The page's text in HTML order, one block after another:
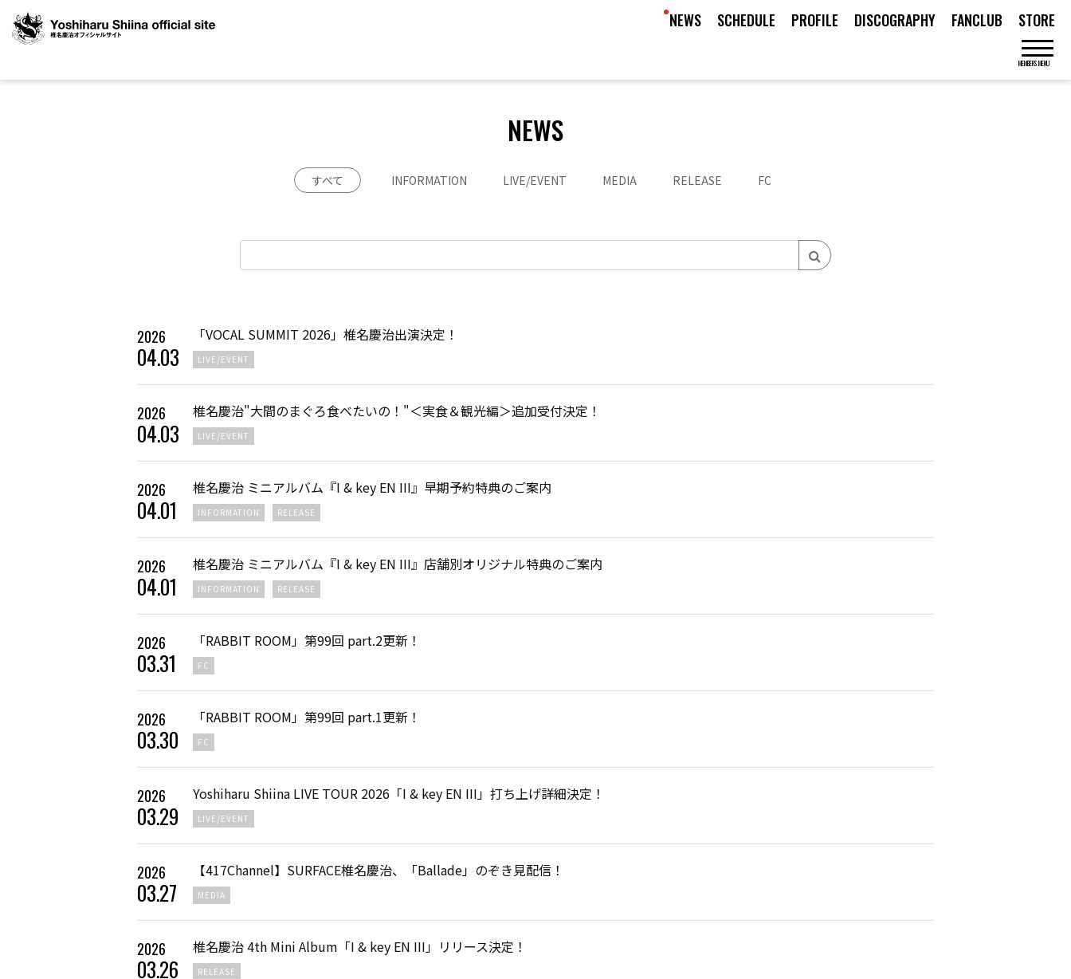
MEMBERS MENU
NEWS SCHEDULE PROFILE DISCOGRAPHY FANCLUB STORE
NEWS
すべて INFORMATION LIVE/EVENT MEDIA RELEASE FC
2026
04.03
「VOCAL SUMMIT 2026」椎名慶治出演決定！
LIVE/EVENT
2026
04.03
椎名慶治"大間のまぐろ食べたいの！"＜実食＆観光編＞追加受付決定！
LIVE/EVENT
2026
04.01
椎名慶治 ミニアルバム『I & key EN III』早期予約特典のご案内
INFORMATION RELEASE
2026
04.01
椎名慶治 ミニアルバム『I & key EN III』店舗別オリジナル特典のご案内
INFORMATION RELEASE
2026
03.31
「RABBIT ROOM」第99回 part.2更新！
FC
2026
03.30
「RABBIT ROOM」第99回 part.1更新！
FC
2026
03.29
Yoshiharu Shiina LIVE TOUR 2026「I & key EN III」打ち上げ詳細決定！
LIVE/EVENT
2026
03.27
【417Channel】‪SURFACE椎名慶治‬、「Ballade」のぞき見配信！
MEDIA
2026
03.26
椎名慶治 4th Mini Album「I & key EN III」リリース決定！
RELEASE